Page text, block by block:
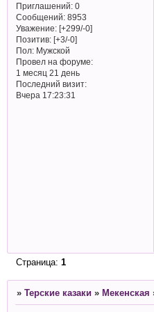
Приглашений:0
Сообщений:8953
Уважение: [+299/-0]
Позитив: [+3/-0]
Пол:Мужской
Провел на форуме:
1 месяц 21 день
Последний визит:
Вчера 17:23:31
Страница: 1
» Терские казаки » Мекенская